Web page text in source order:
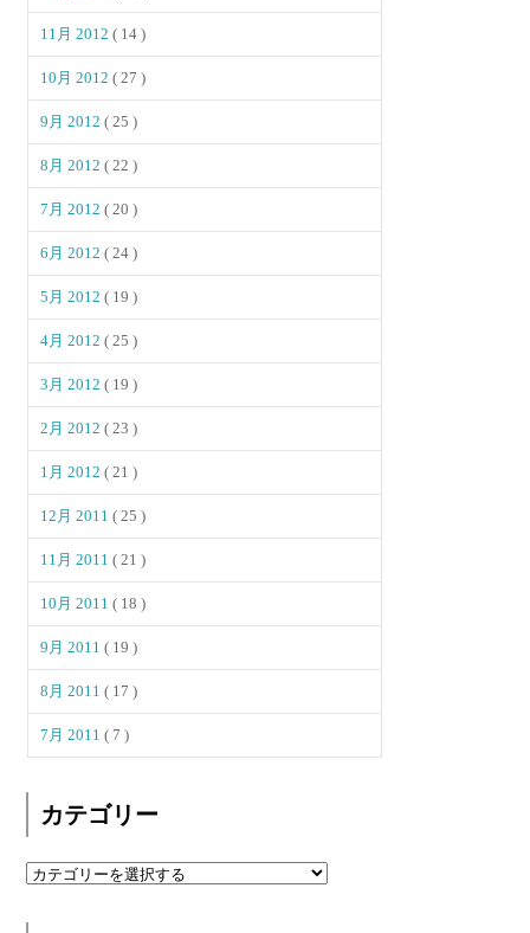
11月 2012( 14 )
10月 2012( 27 )
9月 2012( 25 )
8月 2012( 22 )
7月 2012( 20 )
6月 2012( 24 )
5月 2012( 19 )
4月 2012( 25 )
3月 2012( 19 )
2月 2012( 23 )
1月 2012( 21 )
12月 2011( 25 )
11月 2011( 21 )
10月 2011( 18 )
9月 2011( 19 )
8月 2011( 17 )
7月 2011( 7 )
カテゴリー